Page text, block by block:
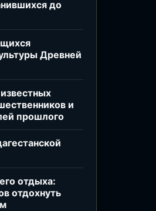
до
Древней
и
прошлого
отдыха:
отдохнуть